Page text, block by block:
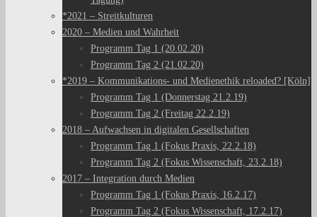
*2021 – Streitkulturen
2020 – Medien und Wahrheit
Programm Tag 1 (20.02.20)
Programm Tag 2 (21.02.20)
*2019 – Kommunikations- und Medienethik reloaded? [Köln]
Programm Tag 1 (Donnerstag 21.2.19)
Programm Tag 2 (Freitag 22.2.19)
2018 – Aufwachsen in digitalen Gesellschaften
Programm Tag 1 (Fokus Praxis, 22.2.18)
Programm Tag 2 (Fokus Wissenschaft, 23.2.18)
2017 – Integration durch Medien
Programm Tag 1 (Fokus Praxis, 16.2.17)
Programm Tag 2 (Fokus Wissenschaft, 17.2.17)